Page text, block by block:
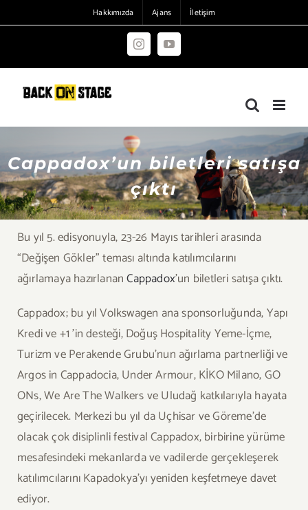
to
Hakkımızda Ajans İletişim
InstagramYouTube
Cappadox’un biletleri satışa
çıktı
Bu yıl 5. edisyonuyla, 23-26 Mayıs tarihleri arasında
“Değişen Gökler” teması altında katılımcılarını
ağırlamaya hazırlananCappadox’un biletleri satışa çıktı.
Cappadox; bu yıl Volkswagen ana sponsorluğunda, Yapı
Kredi ve +1 ’in desteği, Doğuş Hospitality Yeme-İçme,
Turizm ve Perakende Grubu’nun ağırlama partnerliği ve
Argos in Cappadocia, Under Armour, KİKO Milano, GO
ONs, We Are The Walkers ve Uludağ katkılarıyla hayata
geçirilecek. Merkezi bu yıl da Uçhisar ve Göreme’de
olacak çok disiplinli festival Cappadox, birbirine yürüme
mesafesindeki mekanlarda ve vadilerde gerçekleşerek
katılımcılarını Kapadokya’yı yeniden keşfetmeye davet
ediyor.